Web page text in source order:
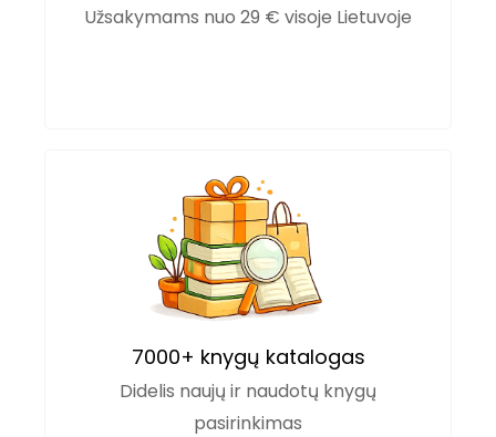
Užsakymams nuo 29 € visoje Lietuvoje
7000+ knygų katalogas
Didelis naujų ir naudotų knygų
pasirinkimas